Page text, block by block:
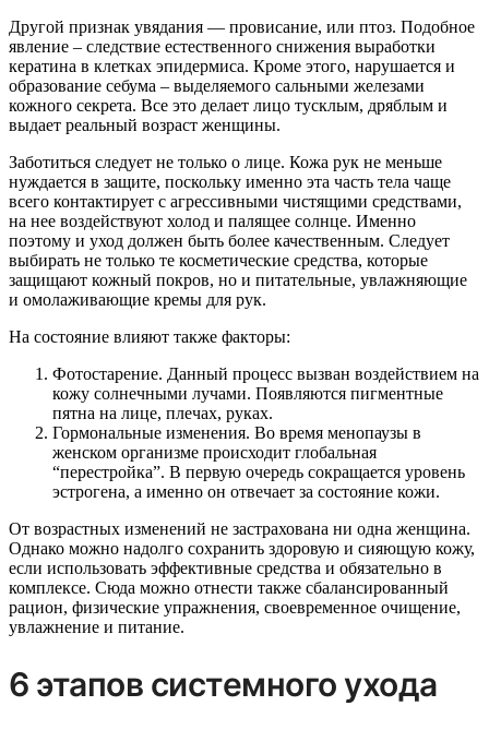
Другой признак увядания — провисание, или птоз. Подобное
явление – следствие естественного снижения выработки
кератина в клетках эпидермиса. Кроме этого, нарушается и
образование себума – выделяемого сальными железами
кожного секрета. Все это делает лицо тусклым, дряблым и
выдает реальный возраст женщины.
Заботиться следует не только о лице. Кожа рук не меньше
нуждается в защите, поскольку именно эта часть тела чаще
всего контактирует с агрессивными чистящими средствами,
на нее воздействуют холод и палящее солнце. Именно
поэтому и уход должен быть более качественным. Следует
выбирать не только те косметические средства, которые
защищают кожный покров, но и питательные, увлажняющие
и омолаживающие кремы для рук.
На состояние влияют также факторы:
Фотостарение. Данный процесс вызван воздействием на
кожу солнечными лучами. Появляются пигментные
пятна на лице, плечах, руках.
Гормональные изменения. Во время менопаузы в
женском организме происходит глобальная
“перестройка”. В первую очередь сокращается уровень
эстрогена, а именно он отвечает за состояние кожи.
От возрастных изменений не застрахована ни одна женщина.
Однако можно надолго сохранить здоровую и сияющую кожу,
если использовать эффективные средства и обязательно в
комплексе. Сюда можно отнести также сбалансированный
рацион, физические упражнения, своевременное очищение,
увлажнение и питание.
6 этапов системного ухода